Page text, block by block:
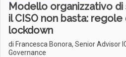
Modello organizzativo di
il CISO non basta:
lockdown
di Francesca Bonora, Senior Advisor
Governance